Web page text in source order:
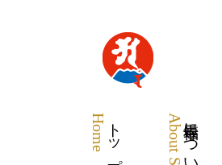
Home 最福寺について